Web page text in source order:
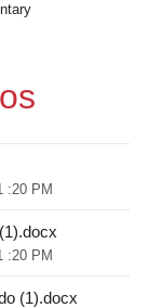
:20 PM
:20 PM
(1).docx